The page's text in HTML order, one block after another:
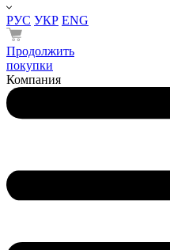
РУС УКР ENG
Продолжить
покупки
Компания